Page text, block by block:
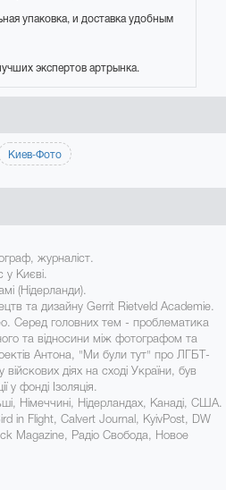
упаковка, и доставка удобным
экспертов артрынка.
Киев-Фото
журналіст.
у Києві.
(Нідерланди).
та дизайну Gerrit Rietveld Academie.
Серед головних тем - проблематика
та відносини між фотографом та
Антона, "Ми були тут" про ЛГБТ-
діях на сході України, був
у фонді Ізоляція.
Німеччині, Нідерландах, Канаді, США.
in Flight, Calvert Journal, KyivPost, DW
Magazine, Радіо Свобода, Новое